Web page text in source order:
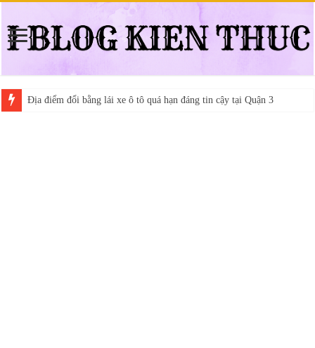
Địa điểm đổi bằng lái xe ô tô quá hạn đáng tin cậy tại Quận 3
Trung tâm nào học thi giấy phép lái xe hạng A (A2 cũ), A1 uy tín tại